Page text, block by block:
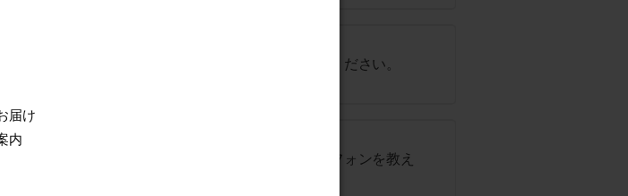
ェーバーで使用できるフォームやジェルを教えてください。
メンズグルーミングアプリに対応しているスマートフォンを教え